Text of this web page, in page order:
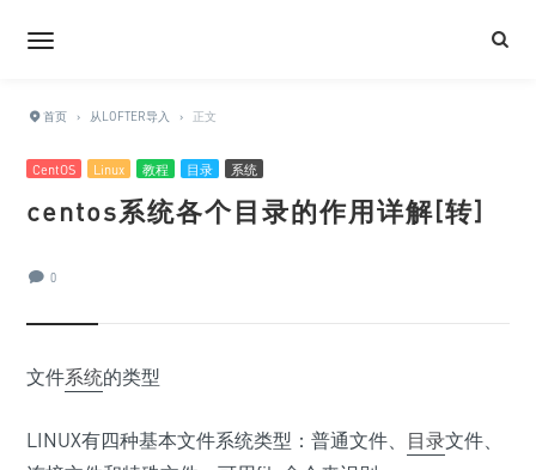
首页 › 从LOFTER导入 › 正文
CentOS Linux 教程 目录 系统
centos系统各个目录的作用详解[转]
0
文件系统的类型
LINUX有四种基本文件系统类型：普通文件、 目录文件、